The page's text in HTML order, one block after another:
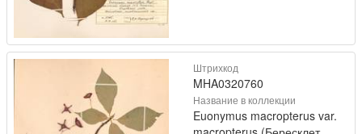
Штрихкод
MHA0320760
Название в коллекции
Euonymus macropterus var.